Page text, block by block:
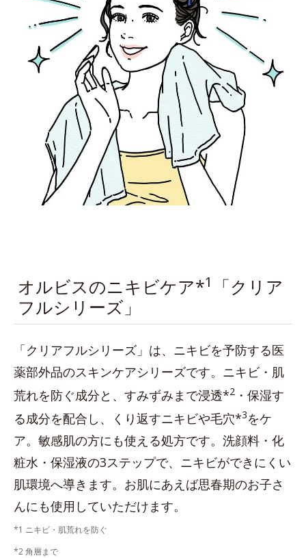
オルビスのニキビケア*1
「クリア
フルシリーズ」
「クリアフルシリーズ」は、ニキビを予防する医
薬部外品のスキンケアシリーズです。ニキビ・肌
荒れを防ぐ成分と、すみずみまで浸透*2 ・保湿す
る成分を配合し、くり返すニキビや毛穴*3をケ
ア。敏感肌の方にも使える処方です。洗顔料・化
粧水・保湿液の3ステップで、ニキビができにくい
肌環境へ導きます。お肌にあえば思春期のお子さ
んにも使用していただけます。
*1 ニキビ・肌荒れを防ぐ
*2 角層まで